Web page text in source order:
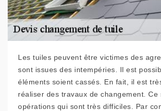
Les tuiles peuvent être victimes des
sont issues des intempéries. Il est
éléments soient cassés. En fait, il est
réaliser des travaux de changement. Ce
opérations qui sont très difficiles. Par